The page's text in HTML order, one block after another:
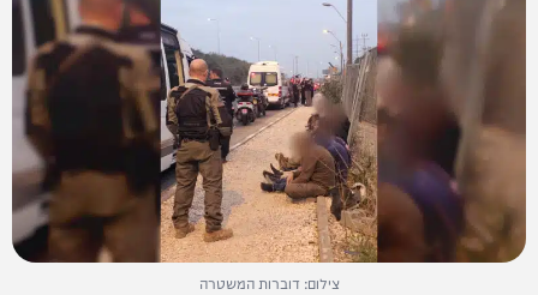
צילום: דוברות המשטרה